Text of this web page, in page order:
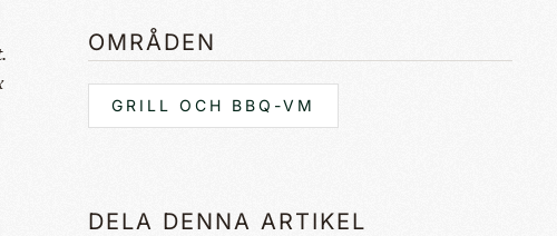
OMRÅDEN
GRILL OCH BBQ-VM
DELA DENNA ARTIKEL